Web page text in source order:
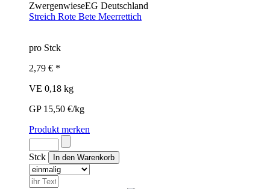
ZwergenwieseEG Deutschland
Streich Rote Bete Meerrettich
pro Stck
2,79 € *
VE 0,18 kg
GP 15,50 €/kg
Produkt merken
Stck